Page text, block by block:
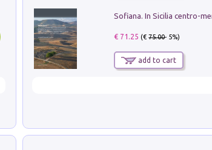
€ 71.25 (€75.00- 5%)
add to cart